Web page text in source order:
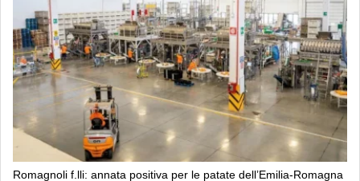
Romagnoli f.lli: annata positiva per le patate dell’Emilia-Romagna